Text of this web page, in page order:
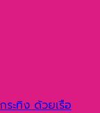
ะทิง ด้วยเรือ